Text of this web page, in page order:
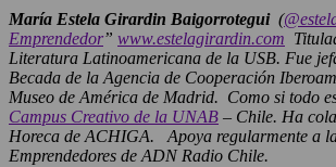
María Estela Girardin Baigorrotegui(
Emprendedor” www.estelagirardin.com
Literatura Latinoamericana de la USB. Fue
Becada de la Agencia de Cooperación
Museo de América de Madrid. Como si todo
Campus Creativo de la UNAB – Chile. Ha
Horeca de ACHIGA. Apoya regularmente a
Emprendedores de ADN Radio Chile.